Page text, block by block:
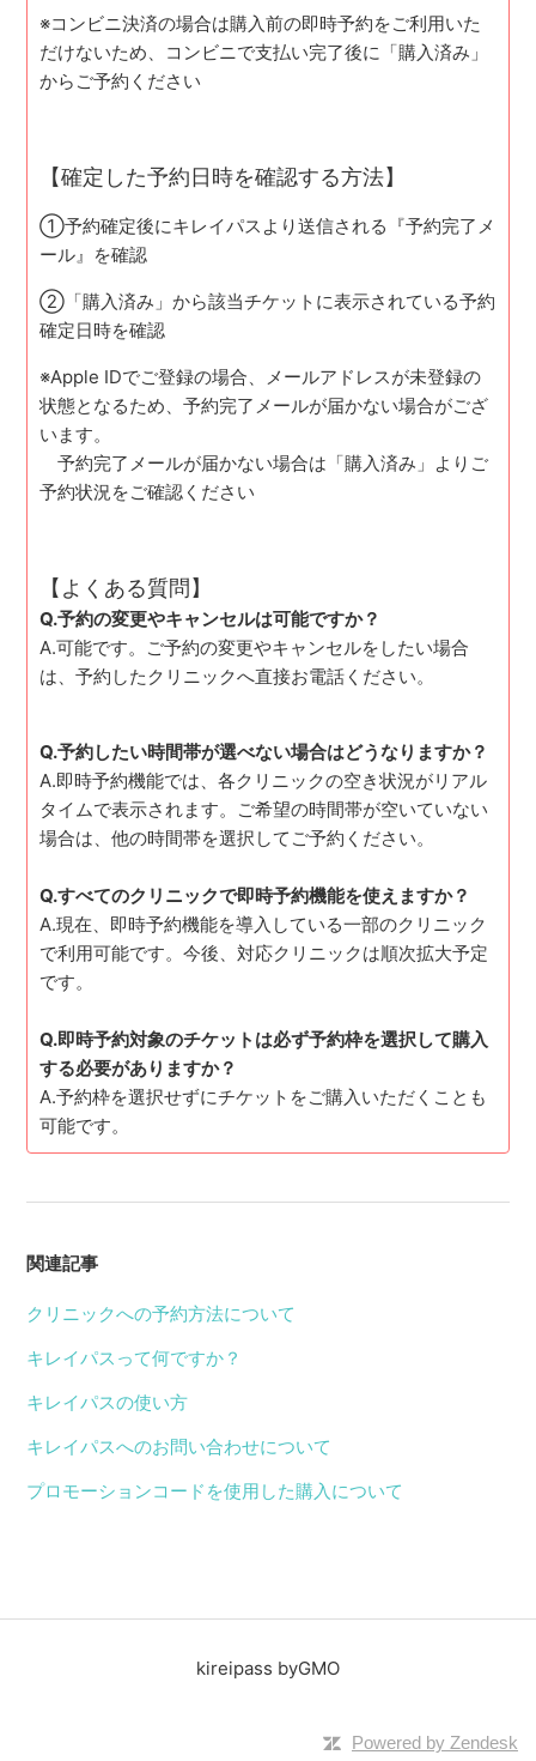
※コンビニ決済の場合は購入前の即時予約をご利用いた
だけないため、コンビニで支払い完了後に「購入済み」
からご予約ください
【確定した予約日時を確認する方法】
①予約確定後にキレイパスより送信される『予約完了メ
ール』を確認
②「購入済み」から該当チケットに表示されている予約
確定日時を確認
※Apple IDでご登録の場合、メールアドレスが未登録の
状態となるため、予約完了メールが届かない場合がござ
います。
予約完了メールが届かない場合は「購入済み」よりご
予約状況をご確認ください
【よくある質問】
Q.予約の変更やキャンセルは可能ですか？
A.可能です。ご予約の変更やキャンセルをしたい場合
は、予約したクリニックへ直接お電話ください。
Q.予約したい時間帯が選べない場合はどうなりますか？
A.即時予約機能では、各クリニックの空き状況がリアル
タイムで表示されます。ご希望の時間帯が空いていない
場合は、他の時間帯を選択してご予約ください。
Q.すべてのクリニックで即時予約機能を使えますか？
A.現在、即時予約機能を導入している一部のクリニック
で利用可能です。今後、対応クリニックは順次拡大予定
です。
Q.即時予約対象のチケットは必ず予約枠を選択して購入
する必要がありますか？
A.予約枠を選択せずにチケットをご購入いただくことも
可能です。
関連記事
クリニックへの予約方法について
キレイパスって何ですか？
キレイパスの使い方
キレイパスへのお問い合わせについて
プロモーションコードを使用した購入について
kireipass byGMO
Powered by Zendesk